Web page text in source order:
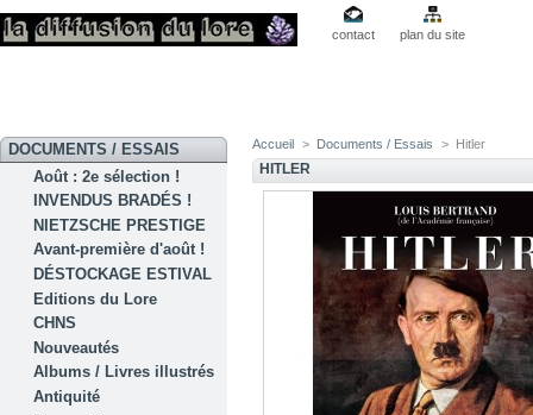
contact plan du site
DOCUMENTS / ESSAIS
Août : 2e sélection !
INVENDUS BRADÉS !
NIETZSCHE PRESTIGE
Avant-première d'août !
DÉSTOCKAGE ESTIVAL
Editions du Lore
CHNS
Nouveautés
Albums / Livres illustrés
Antiquité
Accueil > Documents / Essais > Hitler
HITLER